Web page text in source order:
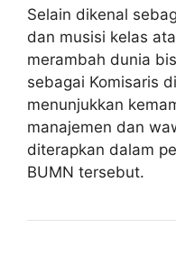
Selain dikenal
dan musisi kelas
merambah dunia
sebagai Komisaris
menunjukkan
manajemen dan
diterapkan dalam
BUMN tersebut.